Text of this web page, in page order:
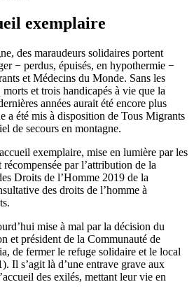
exemplaire
des maraudeurs solidaires portent
− perdus, épuisés, en hypothermie −
et Médecins du Monde. Sans les
et trois handicapés à vie que la
années aurait été encore plus
a été mis à disposition de Tous Migrants
de secours en montagne.
exemplaire, mise en lumière par les
par l’attribution de la
Droits de l’Homme 2019 de la
des droits de l’homme à
mise à mal par la décision du
et président de la Communauté de
de fermer le refuge solidaire et le local
Il s’agit là d’une entrave grave aux
des exilés, mettant leur vie en